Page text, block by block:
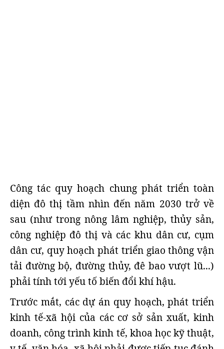
Công tác quy hoạch chung phát triển toàn
diện đô thị tầm nhìn đến năm 2030 trở về
sau (như trong nông lâm nghiệp, thủy sản,
công nghiệp đô thị và các khu dân cư, cụm
dân cư, quy hoạch phát triển giao thông vận
tải đường bộ, đường thủy, đê bao vượt lũ...)
phải tính tới yếu tố biến đổi khí hậu.
Trước mắt, các dự án quy hoạch, phát triển
kinh tế-xã hội của các cơ sở sản xuất, kinh
doanh, công trình kinh tế, khoa học kỹ thuật,